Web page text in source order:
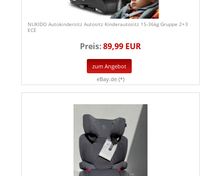
NUKIDO Autokindersitz Autositz Kinderautositz 15-36kg Gruppe 2+3
ECE
Preis:89,99 EUR
zum Angebot
eBay.de (*)